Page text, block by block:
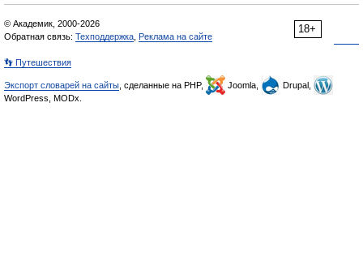
18+
© Академик, 2000-2026
Обратная связь: Техподдержка Реклама на сайте
👣 Путешествия
Экспорт словарей на сайты , сделанные на PHP, Joomla,
Drupal,
WordPress, MODx.